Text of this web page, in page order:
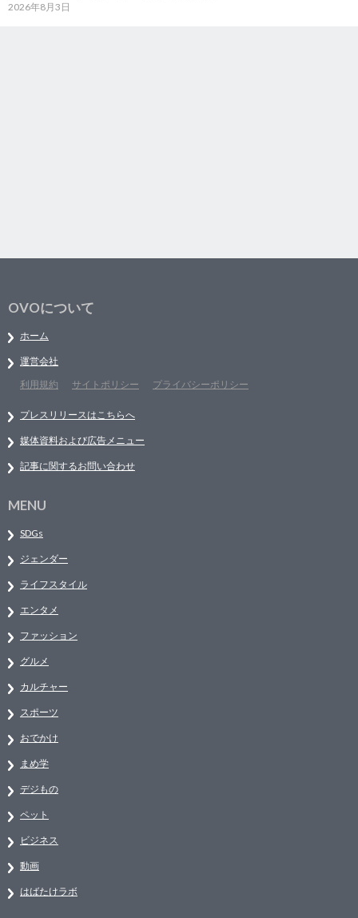
2026年8月3日
OVOについて
ホーム
運営会社
利用規約
サイトポリシー プライバシーポリシー
プレスリリースはこちらへ
媒体資料および広告メニュー
記事に関するお問い合わせ
MENU
SDGs
ジェンダー
ライフスタイル
エンタメ
ファッション
グルメ
カルチャー
スポーツ
おでかけ
まめ学
デジもの
ペット
ビジネス
動画
はばたけラボ